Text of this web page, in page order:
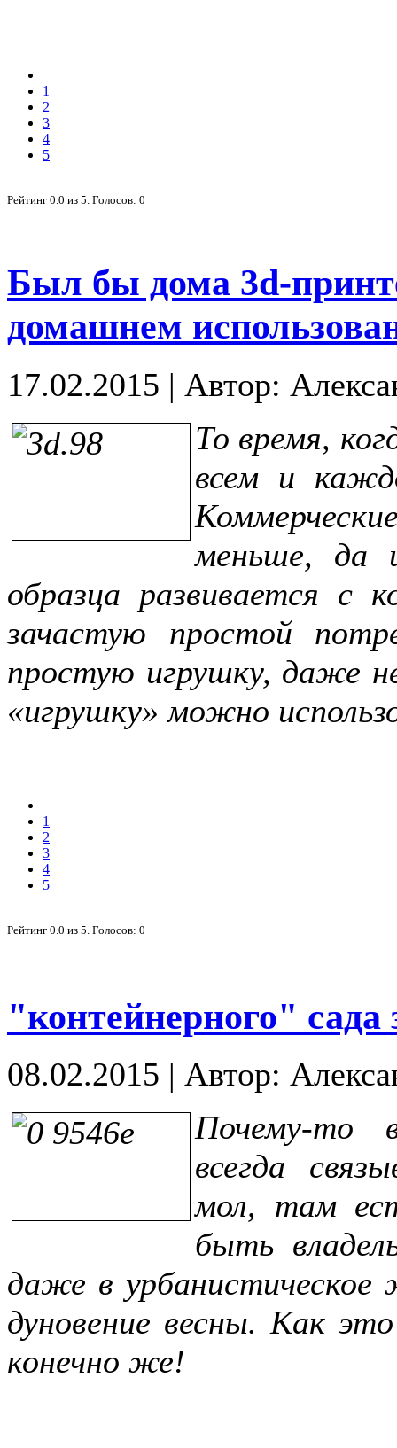
1
2
3
4
5
Рейтинг 0.0 из 5 . Голосов: 0
Был бы дома 3d-
домашнем
17.02.2015 | Автор:
То время,
всем и
меньше, да
образца развивается с
зачастую простой
простую игрушку, даже
«игрушку» можно
1
2
3
4
5
Рейтинг 0.0 из 5 . Голосов: 0
"контейнерного" сада
08.02.2015 | Автор:
Почему-то
всегда
мол, там
быть
даже в
дуновение весны. Как
конечно же!